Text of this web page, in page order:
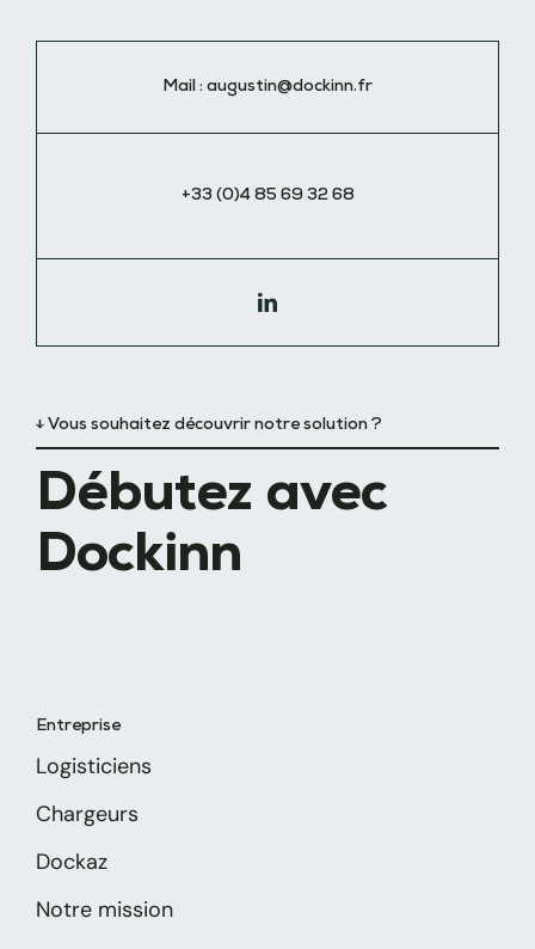
Mail : augustin@dockinn.fr
+33 (0)4 85 69 32 68
↓ Vous souhaitez découvrir notre solution ?
Débutez avec
Dockinn
Entreprise
Logisticiens
Chargeurs
Dockaz
Notre mission